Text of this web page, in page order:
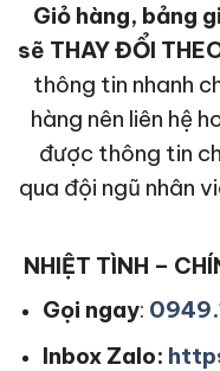
Giỏ hàng, bảng
sẽ THAY ĐỔI
thông tin nhanh
hàng nên liên hệ
được thông tin
qua đội ngũ nhân
NHIỆT TÌNH –
Gọi ngay:
Inbox Zalo: